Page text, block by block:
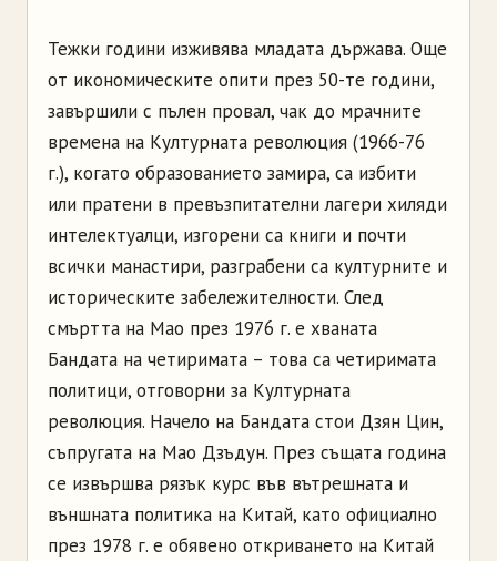
Тежки години изживява младата държава. Още
от икономическите опити през 50-те години,
завършили с пълен провал, чак до мрачните
времена на Културната революция (1966-76
г.), когато образованието замира, са избити
или пратени в превъзпитателни лагери хиляди
интелектуалци, изгорени са книги и почти
всички манастири, разграбени са културните и
историческите забележителности. След
смъртта на Мао през 1976 г. е хваната
Бандата на четиримата – това са четиримата
политици, отговорни за Културната
революция. Начело на Бандата стои Дзян Цин,
съпругата на Мао Дзъдун. През същата година
се извършва рязък курс във вътрешната и
външната политика на Китай, като официално
през 1978 г. е обявено откриването на Китай